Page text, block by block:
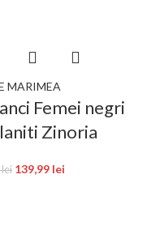
MARIMEA
Femei negri
Zinoria
lei 139,99 lei